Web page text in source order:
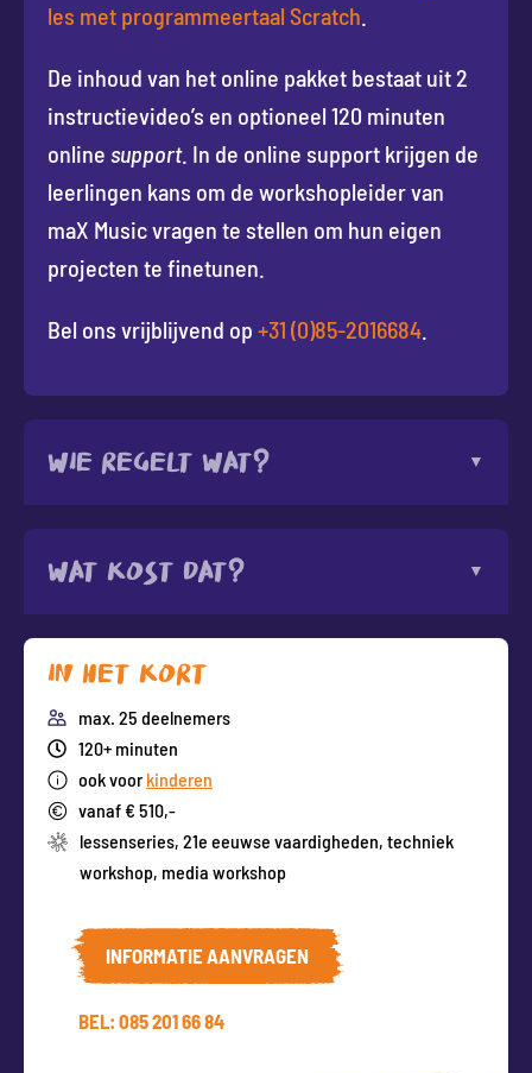
les met programmeertaal Scratch
De inhoud van het online pakket bestaat uit 2
instructievideo’s en optioneel 120 minuten
online support. In de online support krijgen de
leerlingen kans om de workshopleider van
maX Music vragen te stellen om hun eigen
projecten te finetunen.
Bel ons vrijblijvend op +31 (0)85-2016684
Wie regelt wat?
Wat kost dat?
In het kort
max. 25 deelnemers
120+ minuten
ook voorkinderen
vanaf € 510,-
lessenseries, 21e eeuwse vaardigheden, techniek
workshop, media workshop
INFORMATIE AANVRAGEN
BEL: 085 201 66 84